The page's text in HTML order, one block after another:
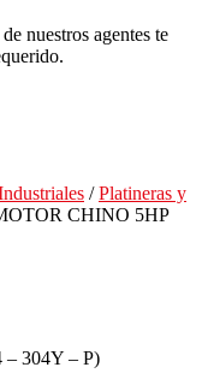
nuestros agentes te
/Platineras y
CHINO 5HP
304Y – P)